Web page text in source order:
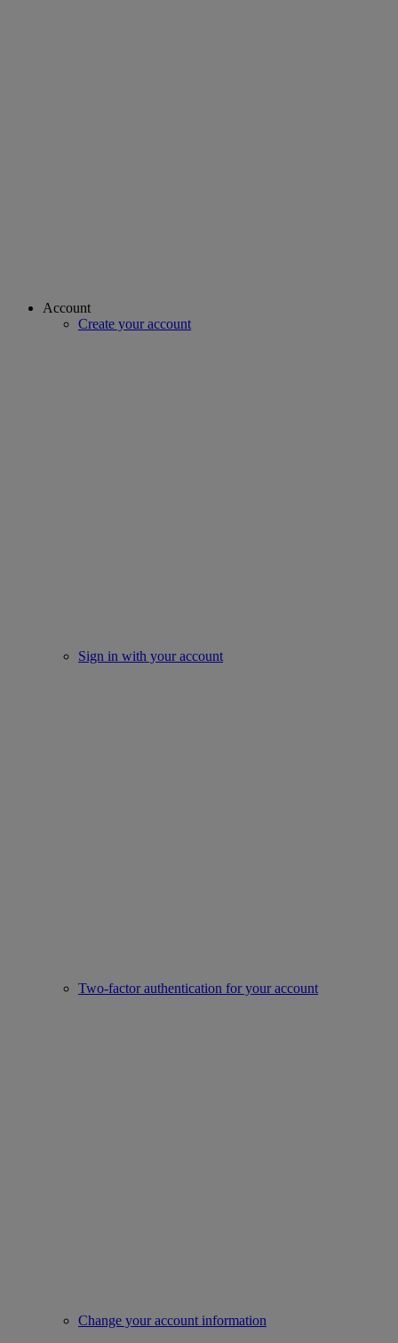
Account
Create your account
Sign in with your account
Two-factor authentication for your account
Change your account information